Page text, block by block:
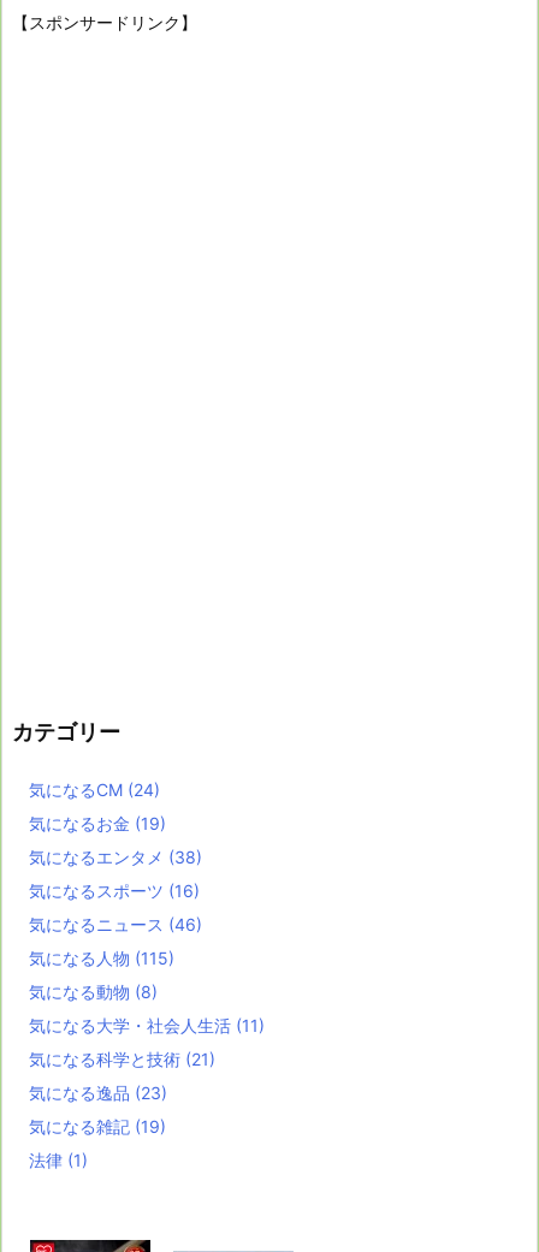
【スポンサードリンク】
カテゴリー
気になるCM (24)
気になるお金 (19)
気になるエンタメ (38)
気になるスポーツ (16)
気になるニュース (46)
気になる人物 (115)
気になる動物 (8)
気になる大学・社会人生活 (11)
気になる科学と技術 (21)
気になる逸品 (23)
気になる雑記 (19)
法律 (1)